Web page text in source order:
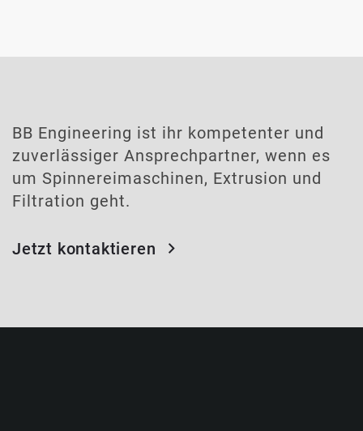
BB Engineering ist ihr kompetenter und
zuverlässiger Ansprechpartner, wenn es
um Spinnereimaschinen, Extrusion und
Filtration geht.
Jetzt kontaktieren